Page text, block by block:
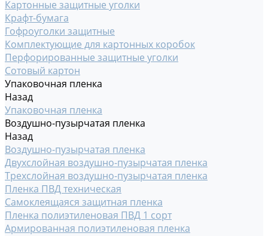
Картонные защитные уголки
Крафт-бумага
Гофроуголки защитные
Комплектующие для картонных коробок
Перфорированные защитные уголки
Сотовый картон
Упаковочная пленка
Назад
Упаковочная пленка
Воздушно-пузырчатая пленка
Назад
Воздушно-пузырчатая пленка
Двухслойная воздушно-пузырчатая пленка
Трехслойная воздушно-пузырчатая пленка
Пленка ПВД техническая
Самоклеящаяся защитная пленка
Пленка полиэтиленовая ПВД 1 сорт
Армированная полиэтиленовая пленка